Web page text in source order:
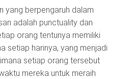
yang berpengaruh dalam
adalah punctuality dan
orang tentunya memiliki
setiap harinya, yang menjadi
setiap orang tersebut
mereka untuk meraih